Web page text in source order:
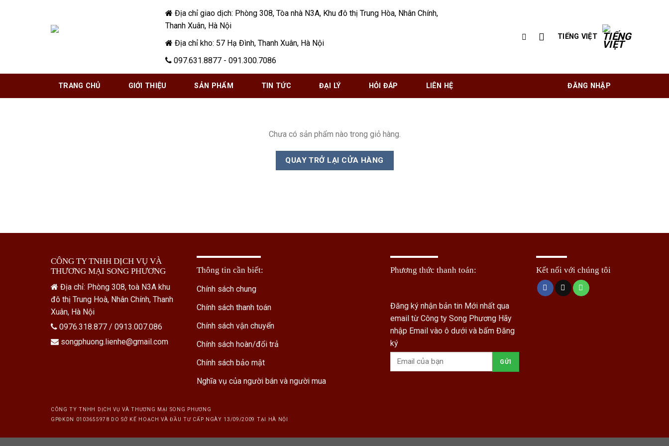
Địa chỉ giao dịch: Phòng 308, Tòa nhà N3A, Khu đô thị Trung Hòa, Nhân Chính,
Thanh Xuân, Hà Nội
Địa chỉ kho: 57 Hạ Đình, Thanh Xuân, Hà Nội
097.631.8877 - 091.300.7086
TIẾNG VIỆT
TRANG CHỦ GIỚI THIỆU SẢN PHẨM TIN TỨC ĐẠI LÝ HỎI ĐÁP LIÊN HỆ ĐĂNG NHẬP
Chưa có sản phẩm nào trong giỏ hàng.
QUAY TRỞ LẠI CỬA HÀNG
CÔNG TY TNHH DỊCH VỤ VÀ
THƯƠNG MẠI SONG PHƯƠNG
Địa chỉ: Phòng 308, toà N3A khu
đô thị Trung Hoà, Nhân Chính, Thanh
Xuân, Hà Nội
0976.318.877 / 0913.007.086
songphuong.lienhe@gmail.com
Thông tin cần biết:
Chính sách chung
Chính sách thanh toán
Chính sách vận chuyển
Chính sách hoàn/đổi trả
Chính sách bảo mật
Nghĩa vụ của người bán và người mua
Phương thức thanh toán:
Đăng ký nhận bản tin Mới nhất qua
email từ Công ty Song Phương Hãy
nhập Email vào ô dưới và bấm Đăng
ký
Kết nối với chúng tôi
CÔNG TY TNHH DỊCH VỤ VÀ THƯƠNG MẠI SONG PHƯƠNG
GPĐKDN 0103655978 DO SỞ KẾ HOẠCH VÀ ĐẦU TƯ CẤP NGÀY 13/09/2009 TẠI HÀ NỘI